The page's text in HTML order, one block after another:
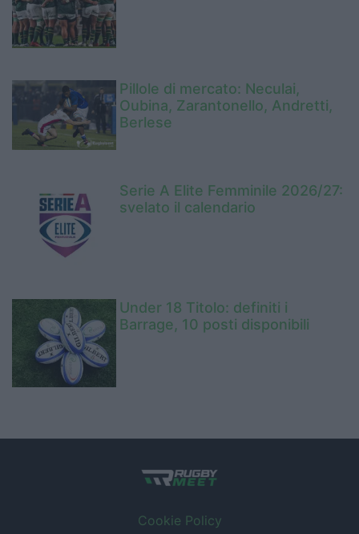
Pillole di mercato: Neculai,
Oubina, Zarantonello, Andretti,
Berlese
Serie A Elite Femminile 2026/27:
svelato il calendario
Under 18 Titolo: definiti i
Barrage, 10 posti disponibili
Cookie Policy